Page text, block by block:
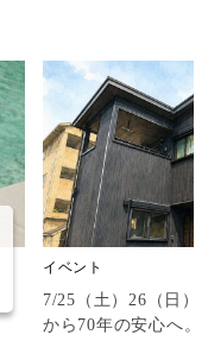
イベント
7/25（土）26（日）
から70年の安心へ